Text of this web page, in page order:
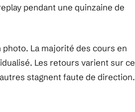
pendant une quinzaine de
La majorité des cours en
Les retours varient sur ce
stagnent faute de direction.